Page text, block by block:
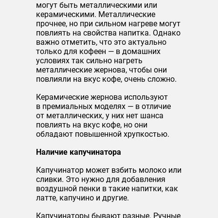
могут быть металлическими или
керамическими. Металлические
прочнее, но при сильном нагреве могут
повлиять на свойства напитка. Однако
важно отметить, что это актуально
только для кофеен — в домашних
условиях так сильно нагреть
металлические жернова, чтобы они
повлияли на вкус кофе, очень сложно.
Керамические жернова используют
в премиальных моделях — в отличие
от металлических, у них нет шанса
повлиять на вкус кофе, но они
обладают повышенной хрупкостью.
Наличие капучинатора
Капучинатор может взбить молоко или
сливки. Это нужно для добавления
воздушной пенки в такие напитки, как
латте, капучино и другие.
Капучинаторы бывают разные. Ручные